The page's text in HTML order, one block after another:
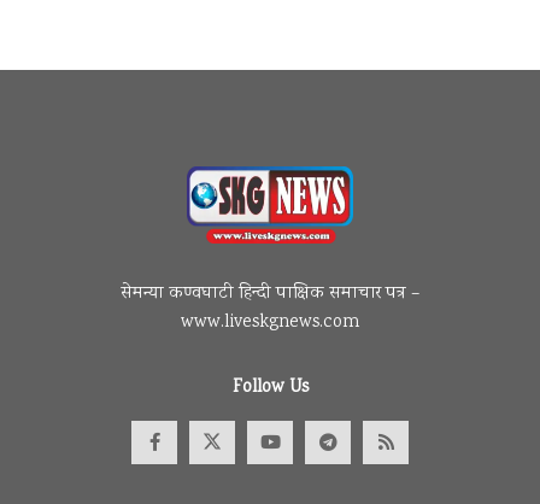
सेमन्या कण्वघाटी हिन्दी पाक्षिक समाचार पत्र –
www.liveskgnews.com
Follow Us